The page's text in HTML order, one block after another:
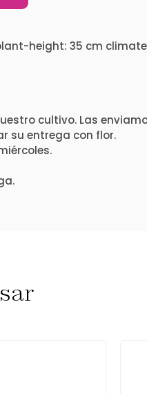
height: 35 cm
cultivo. Las
su entrega con flor.